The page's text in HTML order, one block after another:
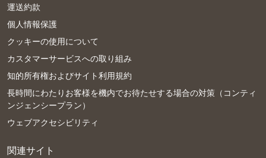
運送約款
個人情報保護
クッキーの使用について
カスタマーサービスへの取り組み
知的所有権およびサイト利用規約
長時間にわたりお客様を機内でお待たせする場合の対策（コンティ
ンジェンシープラン）
ウェブアクセシビリティ
関連サイト